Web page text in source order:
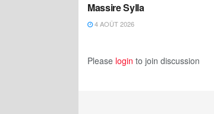
Massire Sylla
4 AOÛT 2026
Please login to join discussion